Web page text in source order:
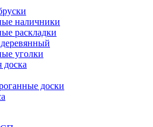
наличники
раскладки
уголки
доска
доски